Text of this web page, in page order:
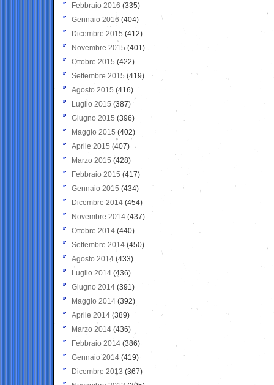
Febbraio 2016 (335)
Gennaio 2016 (404)
Dicembre 2015 (412)
Novembre 2015 (401)
Ottobre 2015 (422)
Settembre 2015 (419)
Agosto 2015 (416)
Luglio 2015 (387)
Giugno 2015 (396)
Maggio 2015 (402)
Aprile 2015 (407)
Marzo 2015 (428)
Febbraio 2015 (417)
Gennaio 2015 (434)
Dicembre 2014 (454)
Novembre 2014 (437)
Ottobre 2014 (440)
Settembre 2014 (450)
Agosto 2014 (433)
Luglio 2014 (436)
Giugno 2014 (391)
Maggio 2014 (392)
Aprile 2014 (389)
Marzo 2014 (436)
Febbraio 2014 (386)
Gennaio 2014 (419)
Dicembre 2013 (367)